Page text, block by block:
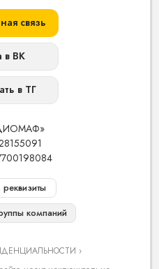
реквизиты
компаний
связь
в ВК
в ТГ
›